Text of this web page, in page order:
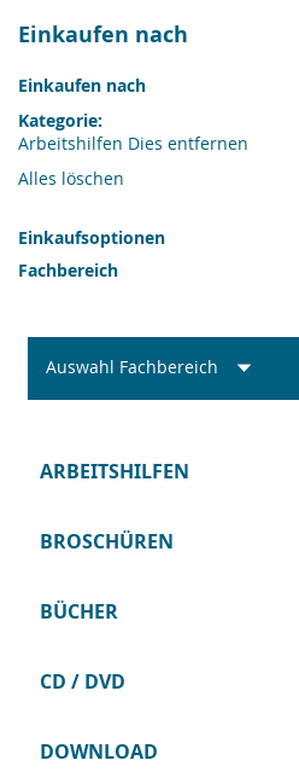
Einkaufen nach
Einkaufen nach
Kategorie
Arbeitshilfen Dies entfernen
Alles löschen
Einkaufsoptionen
Fachbereich
Auswahl Fachbereich
ARBEITSHILFEN
BROSCHÜREN
BÜCHER
CD / DVD
DOWNLOAD